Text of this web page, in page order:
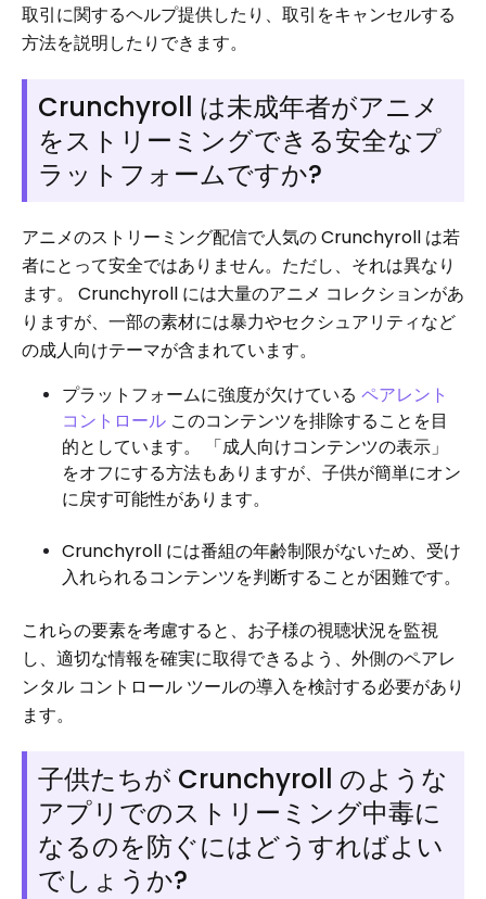
取引に関するヘルプ提供したり、取引をキャンセルする
方法を説明したりできます。
Crunchyroll は未成年者がアニメ
をストリーミングできる安全なプ
ラットフォームですか?
アニメのストリーミング配信で人気の Crunchyroll は若
者にとって安全ではありません。ただし、それは異なり
ます。 Crunchyroll には大量のアニメ コレクションがあ
りますが、一部の素材には暴力やセクシュアリティなど
の成人向けテーマが含まれています。
プラットフォームに強度が欠けている ペアレント
コントロール このコンテンツを排除することを目
的としています。 「成人向けコンテンツの表示」
をオフにする方法もありますが、子供が簡単にオン
に戻す可能性があります。
Crunchyroll には番組の年齢制限がないため、受け
入れられるコンテンツを判断することが困難です。
これらの要素を考慮すると、お子様の視聴状況を監視
し、適切な情報を確実に取得できるよう、外側のペアレ
ンタル コントロール ツールの導入を検討する必要があり
ます。
子供たちが Crunchyroll のような
アプリでのストリーミング中毒に
なるのを防ぐにはどうすればよい
でしょうか?